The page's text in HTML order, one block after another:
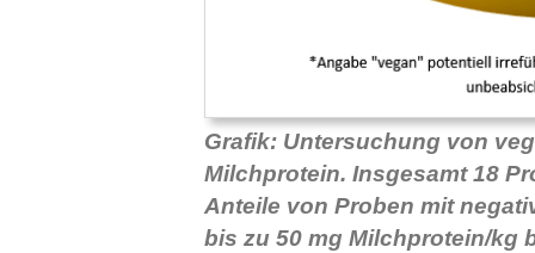
Grafik: Untersuchung von
Milchprotein. Insgesamt 18
Anteile von Proben mit
bis zu 50 mg Milchprotein/kg